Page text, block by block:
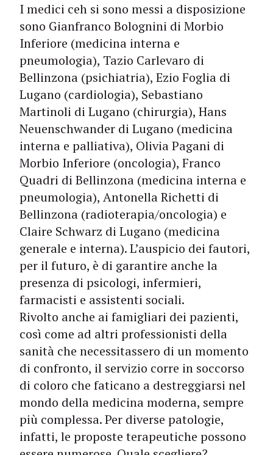
I medici ceh si sono messi a disposizione
sono Gianfranco Bolognini di Morbio
Inferiore (medicina interna e
pneumologia), Tazio Carlevaro di
Bellinzona (psichiatria), Ezio Foglia di
Lugano (cardiologia), Sebastiano
Martinoli di Lugano (chirurgia), Hans
Neuenschwander di Lugano (medicina
interna e palliativa), Olivia Pagani di
Morbio Inferiore (oncologia), Franco
Quadri di Bellinzona (medicina interna e
pneumologia), Antonella Richetti di
Bellinzona (radioterapia/oncologia) e
Claire Schwarz di Lugano (medicina
generale e interna). L’auspicio dei fautori,
per il futuro, è di garantire anche la
presenza di psicologi, infermieri,
farmacisti e assistenti sociali.
Rivolto anche ai famigliari dei pazienti,
così come ad altri professionisti della
sanità che necessitassero di un momento
di confronto, il servizio corre in soccorso
di coloro che faticano a destreggiarsi nel
mondo della medicina moderna, sempre
più complessa. Per diverse patologie,
infatti, le proposte terapeutiche possono